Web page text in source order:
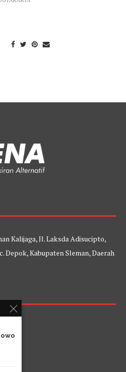
Kalijaga, Jl. Laksda Adisucipto,
Depok, Kabupaten Sleman, Daerah